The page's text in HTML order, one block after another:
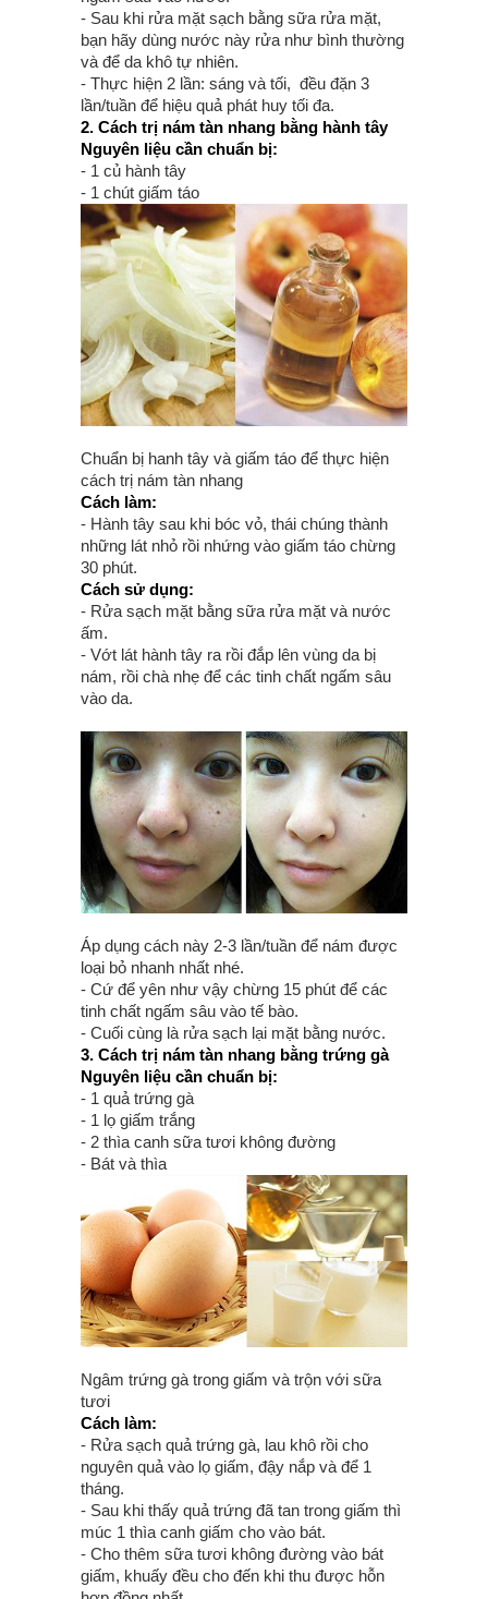
- Sau khi rửa mặt sạch bằng sữa rửa mặt,
bạn hãy dùng nước này rửa như bình thường
và để da khô tự nhiên.
- Thực hiện 2 lần: sáng và tối, đều đặn 3
lần/tuần để hiệu quả phát huy tối đa.
2. Cách trị nám tàn nhang bằng hành tây
Nguyên liệu cần chuẩn bị:
- 1 củ hành tây
- 1 chút giấm táo
Chuẩn bị hanh tây và giấm táo để thực hiện
cách trị nám tàn nhang
Cách làm:
- Hành tây sau khi bóc vỏ, thái chúng thành
những lát nhỏ rồi nhứng vào giấm táo chừng
30 phút.
Cách sử dụng:
- Rửa sạch mặt bằng sữa rửa mặt và nước
ấm.
- Vớt lát hành tây ra rồi đắp lên vùng da bị
nám, rồi chà nhẹ để các tinh chất ngấm sâu
vào da.
Áp dụng cách này 2-3 lần/tuần để nám được
loại bỏ nhanh nhất nhé.
- Cứ để yên như vậy chừng 15 phút để các
tinh chất ngấm sâu vào tế bào.
- Cuối cùng là rửa sạch lại mặt bằng nước.
3. Cách trị nám tàn nhang bằng trứng gà
Nguyên liệu cần chuẩn bị:
- 1 quả trứng gà
- 1 lọ giấm trắng
- 2 thìa canh sữa tươi không đường
- Bát và thìa
Ngâm trứng gà trong giấm và trộn với sữa
tươi
Cách làm:
- Rửa sạch quả trứng gà, lau khô rồi cho
nguyên quả vào lọ giấm, đậy nắp và để 1
tháng.
- Sau khi thấy quả trứng đã tan trong giấm thì
múc 1 thìa canh giấm cho vào bát.
- Cho thêm sữa tươi không đường vào bát
giấm, khuấy đều cho đến khi thu được hỗn